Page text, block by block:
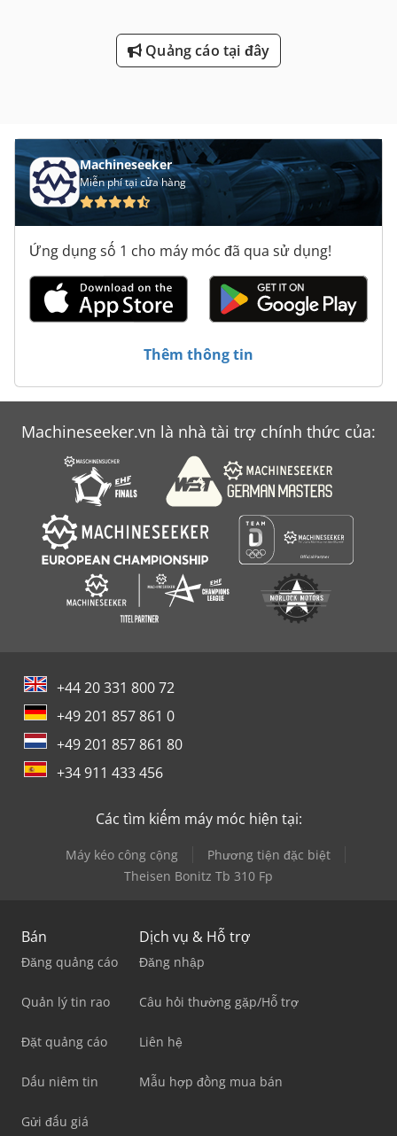
, hệ thống treo:khác, số chỗ ngồi:
7.057 mm, Năm sản xuất:2011, chiều cao xây
Quảng cáo tại đây
Machineseeker
Miễn phí tại cửa hàng
Ứng dụng số 1 cho máy móc đã qua sử dụng!
Thêm thông tin
Machineseeker.vn là nhà tài trợ chính thức của:
+44 20 331 800 72
+49 201 857 861 0
+49 201 857 861 80
+34 911 433 456
Các tìm kiếm máy móc hiện tại:
Máy kéo công cộng
Phương tiện đặc biệt
Theisen Bonitz Tb 310 Fp
Bán
Đăng quảng cáo
Quản lý tin rao
Đặt quảng cáo
Dấu niêm tin
Gửi đấu giá
Dịch vụ & Hỗ trợ
Đăng nhập
Câu hỏi thường gặp/Hỗ trợ
Liên hệ
Mẫu hợp đồng mua bán